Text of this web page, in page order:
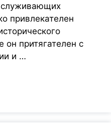
привлекателен
он притягателен с
и …